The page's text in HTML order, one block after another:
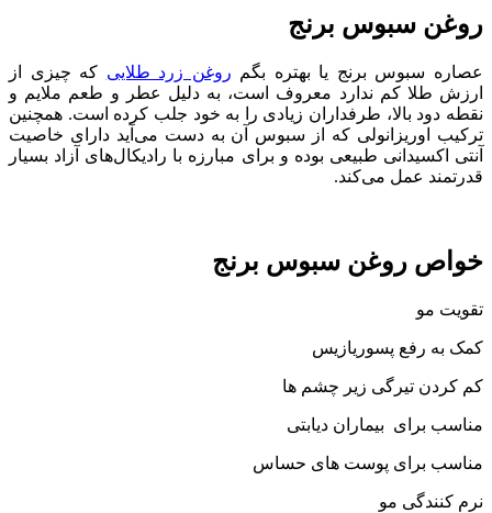
روغن سبوس برنج
عصاره سبوس برنج یا بهتره بگم روغن زرد طلایی که چیزی از
ارزش طلا کم ندارد معروف است، به دلیل عطر و طعم ملایم و
نقطه دود بالا، طرفداران زیادی را به خود جلب کرده است. همچنین
ترکیب اوریزانولی که از سبوس آن به دست می‌آید دارای خاصیت
آنتی اکسیدانی طبیعی بوده و برای مبارزه با رادیکال‌های آزاد بسیار
قدرتمند عمل می‌کند.
خواص روغن سبوس برنج
تقویت مو
کمک به رفع پسوریازیس
کم کردن تیرگی زیر چشم ها
مناسب برای بیماران دیابتی
مناسب برای پوست های حساس
نرم کنندگی مو